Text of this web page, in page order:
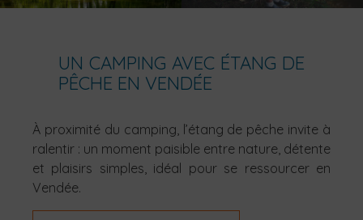
UN CAMPING AVEC ÉTANG DE
PÊCHE EN VENDÉE
À proximité du camping, l’étang de pêche invite à
ralentir : un moment paisible entre nature, détente
et plaisirs simples, idéal pour se ressourcer en
Vendée.